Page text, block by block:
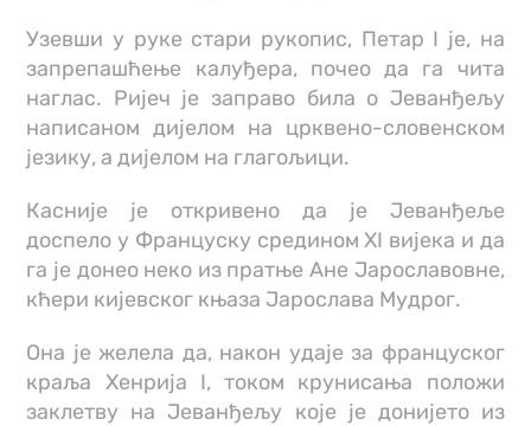
Узевши у руке стари рукопис, Петар I је, на
запрепашћење калуђера, почео да га чита
наглас. Ријеч је заправо била о Јеванђељу
написаном дијелом на црквено-словенском
језику, а дијелом на глагољици.
Касније је откривено да је Јеванђеље
доспело у Француску средином XI вијека и да
га је донео неко из пратње Ане Јарославовне,
кћери кијевског књаза Јарослава Мудрог.
Она је желела да, након удаје за француског
краља Хенрија I, током крунисања положи
заклетву на Јеванђељу које је донијето из